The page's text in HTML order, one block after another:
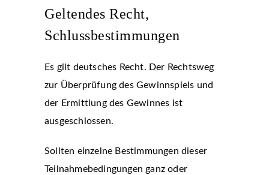
Geltendes Recht,
Schlussbestimmungen
Es gilt deutsches Recht. Der Rechtsweg
zur Überprüfung des Gewinnspiels und
der Ermittlung des Gewinnes ist
ausgeschlossen.
Sollten einzelne Bestimmungen dieser
Teilnahmebedingungen ganz oder